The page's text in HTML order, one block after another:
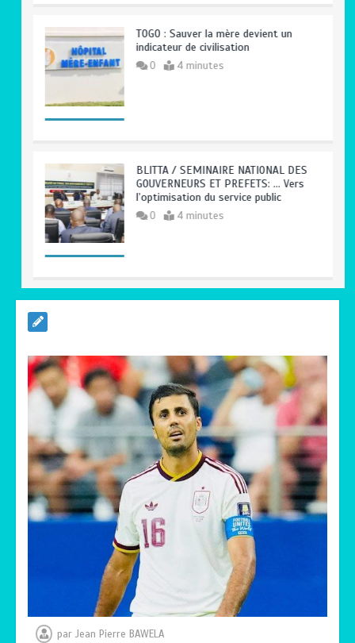
TOGO : Sauver la mère devient un
indicateur de civilisation
0 4 minutes
BLITTA / SEMINAIRE NATIONAL DES
GOUVERNEURS ET PREFETS: … Vers
l’optimisation du service public
0 4 minutes
0 5 minutes
TRANSFORMATION SOCIALE :
L’importance pour le Togo d’avoir une
Feuille de route
5 minutes
TOGO : Sauver la mère devient un
indicateur de civilisation
0
4 minutes
par Jean Pierre BAWELA